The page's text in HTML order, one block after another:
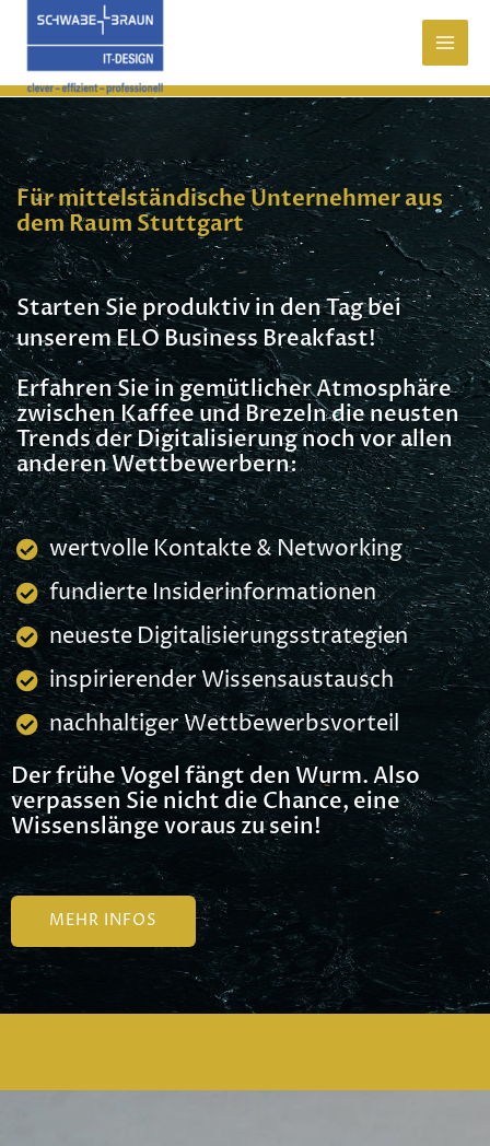
Für mittelständische Unternehmer aus
dem Raum Stuttgart
Starten Sie produktiv in den Tag bei
unserem ELO Business Breakfast!
Erfahren Sie in gemütlicher Atmosphäre
zwischen Kaffee und Brezeln die neusten
Trends der Digitalisierung noch vor allen
anderen Wettbewerbern:
wertvolle Kontakte & Networking
fundierte Insiderinformationen
neueste Digitalisierungsstrategien
inspirierender Wissensaustausch
nachhaltiger Wettbewerbsvorteil
Der frühe Vogel fängt den Wurm. Also
verpassen Sie nicht die Chance, eine
Wissenslänge voraus zu sein!
MEHR INFOS